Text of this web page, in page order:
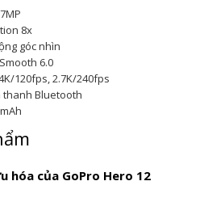
8x
góc nhìn
6.0
120fps, 2.7K/240fps
thanh Bluetooth
hóa của GoPro Hero 12